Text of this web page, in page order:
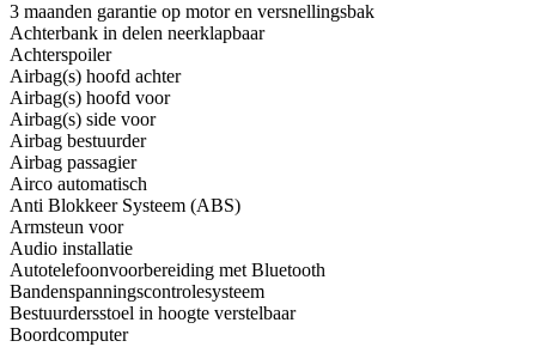
3 maanden garantie op motor en versnellingsbak
Achterbank in delen neerklapbaar
Achterspoiler
Airbag(s) hoofd achter
Airbag(s) hoofd voor
Airbag(s) side voor
Airbag bestuurder
Airbag passagier
Airco automatisch
Anti Blokkeer Systeem (ABS)
Armsteun voor
Audio installatie
Autotelefoonvoorbereiding met Bluetooth
Bandenspanningscontrolesysteem
Bestuurdersstoel in hoogte verstelbaar
Boordcomputer